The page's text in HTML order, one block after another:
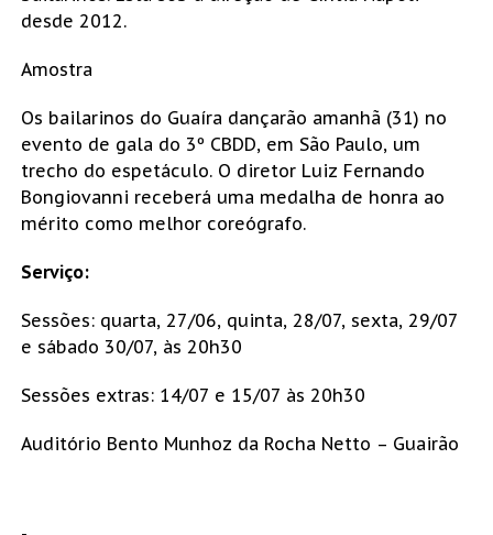
desde 2012.
Amostra
Os bailarinos do Guaíra dançarão amanhã (31) no
evento de gala do 3º CBDD, em São Paulo, um
trecho do espetáculo. O diretor Luiz Fernando
Bongiovanni receberá uma medalha de honra ao
mérito como melhor coreógrafo.
Serviço:
Sessões: quarta, 27/06, quinta, 28/07, sexta, 29/07
e sábado 30/07, às 20h30
Sessões extras: 14/07 e 15/07 às 20h30
Auditório Bento Munhoz da Rocha Netto – Guairão